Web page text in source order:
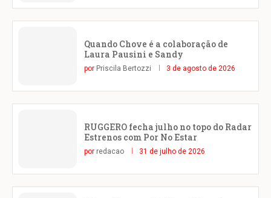
Quando Chove é a colaboração de
Laura Pausini e Sandy
por Priscila Bertozzi 3 de agosto de 2026
RUGGERO fecha julho no topo do Radar
Estrenos com Por No Estar
por redacao 31 de julho de 2026